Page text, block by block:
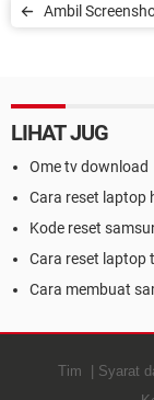
Ambil
LIHAT JUG
Ome tv download
Cara reset laptop
Kode reset
Cara reset laptop
Cara membuat
Tim Syarat